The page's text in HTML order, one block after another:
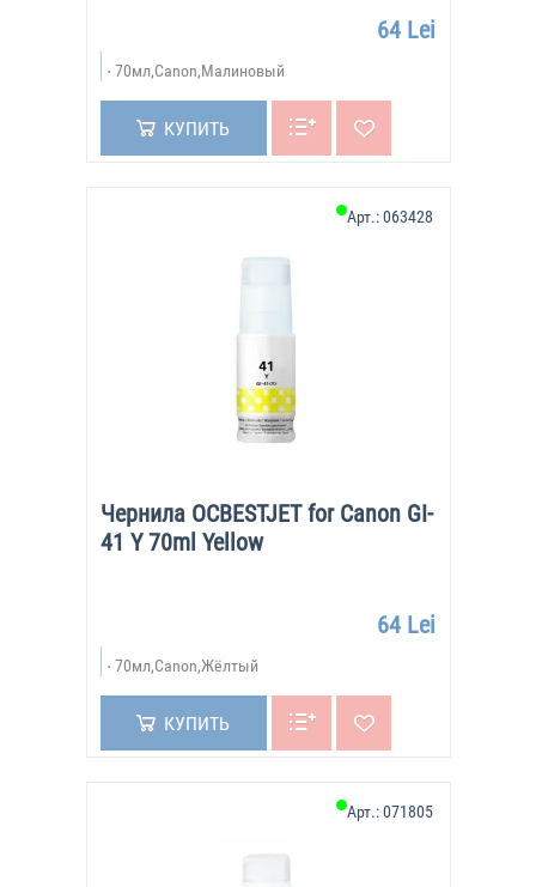
64 Lei
70мл,Canon,Малиновый
КУПИТЬ
Чернила OCBESTJET for Canon GI-
41 Y 70ml Yellow
Арт.:063428
64 Lei
70мл,Canon,Жёлтый
КУПИТЬ
Арт.:071805